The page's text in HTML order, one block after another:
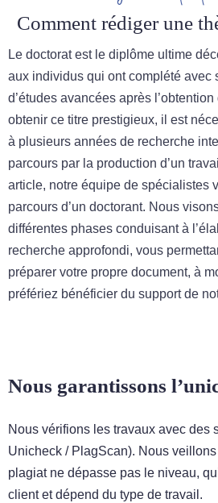
Comment rédiger une
Le doctorat est le diplôme ultime
aux individus qui ont complété avec
d’études avancées après
obtenir ce titre prestigieux, il est
à plusieurs années de recherche
parcours par la production d’un
article, notre équipe de spécialistes
parcours d’un doctorant. Nous
différentes phases conduisant à
recherche approfondi, vous
préparer votre propre document, à
préfériez bénéficier du support de
Nous garantissons
Nous vérifions les travaux avec des
Unicheck / PlagScan). Nous
plagiat ne dépasse pas le niveau,
client et dépend du type de travail.